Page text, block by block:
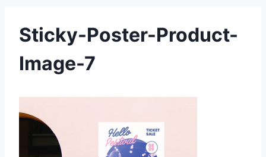
Sticky-Poster-Product-
Image-7